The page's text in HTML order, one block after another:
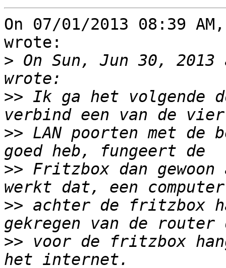
On 07/01/2013 08:39
wrote:
> On Sun, Jun 30, 2013
>> Ik ga het volgende
>> LAN poorten met
>> Fritzbox dan
>> achter de fritzbox
>> voor de fritzbox